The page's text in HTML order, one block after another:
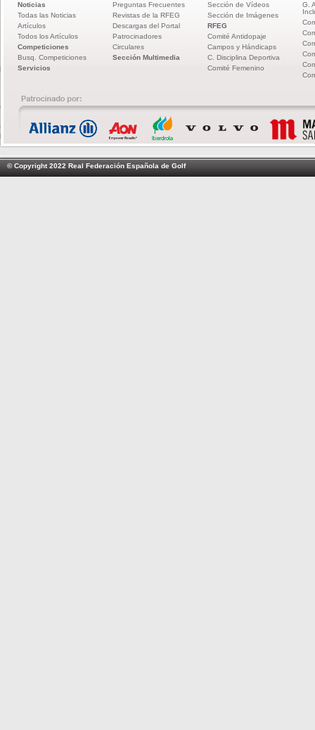
Noticias
Todas las Noticias
Artículos
Todos los Artículos
Competiciones
Busq. Competiciones
Servicios
Preguntas Frecuentes
Revistas de la RFEG
Descargas del Portal
Patrocinadores
Circulares
Sección Multimedia
Sección de Vídeos
Sección de Imágenes
RFEG
Comité Antidopaje
Campos y Hándicaps
C. Disciplina Deportiva
Comité Femenino
G.
© Copyright 2022 Real Federación Española de Golf